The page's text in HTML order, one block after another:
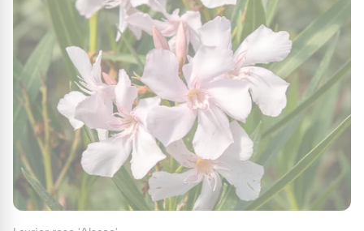
tout leur potentiel esthétique et botanique.
L’équipe des Lauriers du Pont du Gard
combine tradition et innovation pour offrir des
plantes de haute qualité, répondant aux
attentes des jardiniers et des paysagistes
exigeants.
Des variétés françaises uniques et
innovantes